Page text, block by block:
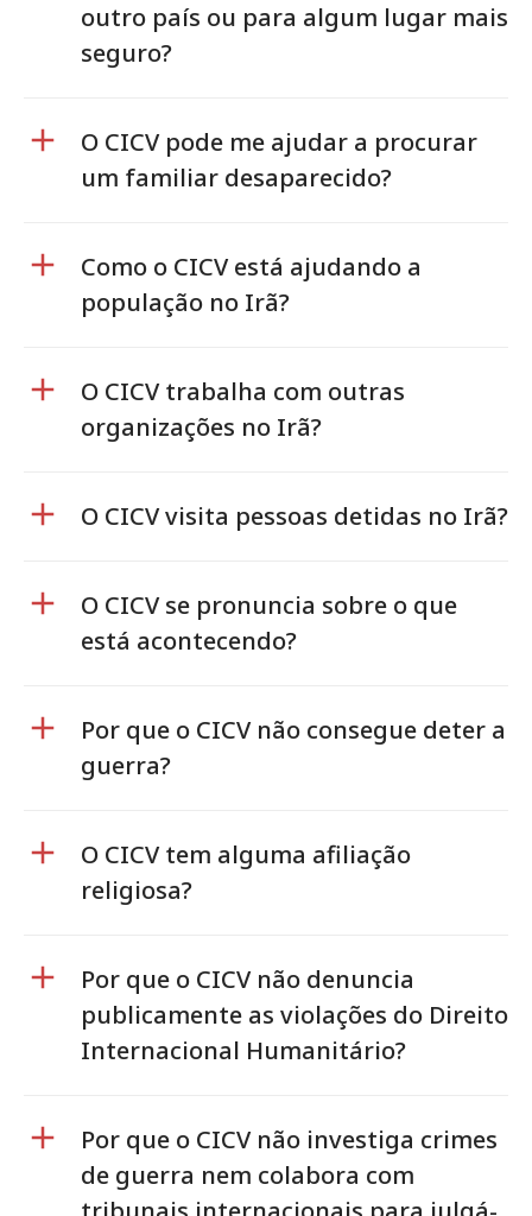
outro país ou para algum lugar mais
seguro?
O CICV pode me ajudar a procurar
um familiar desaparecido?
Como o CICV está ajudando a
população no Irã?
O CICV trabalha com outras
organizações no Irã?
O CICV visita pessoas detidas no Irã?
O CICV se pronuncia sobre o que
está acontecendo?
Por que o CICV não consegue deter a
guerra?
O CICV tem alguma afiliação
religiosa?
Por que o CICV não denuncia
publicamente as violações do Direito
Internacional Humanitário?
Por que o CICV não investiga crimes
de guerra nem colabora com